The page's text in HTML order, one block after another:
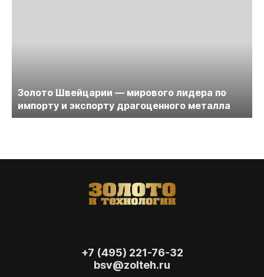
Золото Швейцарии — мирового лидера по
импорту и экспорту драгоценного металла
+7 (495) 221-76-32
bsv@zolteh.ru